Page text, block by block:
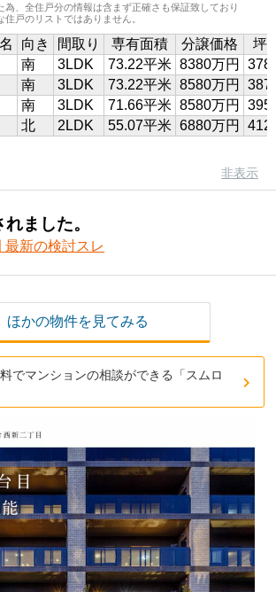
、全住戸分の情報は含まず正確さも保証致しており
戸のリストではありません。
向き 間取り 専有面積 分譲価格
坪
南 3LDK 73.22平米 8380万円
378
南 3LDK 73.22平米 8580万円
387
南 3LDK 71.66平米 8580万円
395
北 2LDK 55.07平米 6880万円
412
非表示
ました。
最新の検討スレ
ほかの物件を見てみる
でマンションの相談ができる「スムロ